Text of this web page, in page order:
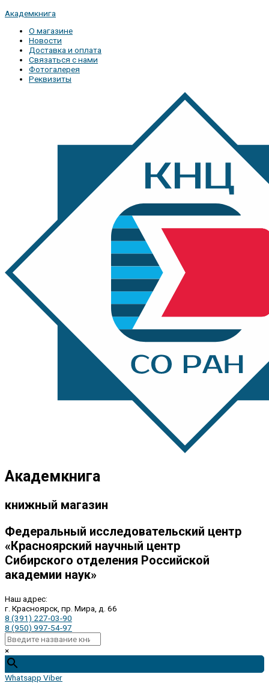
Академкнига
О магазине
Новости
Доставка и оплата
Связаться с нами
Фотогалерея
Реквизиты
Академкнига
книжный магазин
Федеральный исследовательский центр
«Красноярский научный центр
Сибирского отделения Российской
академии наук»
Наш адрес:
г. Красноярск, пр. Мира, д. 66
8 (391) 227-03-90
8 (950) 997-54-97
×
Whatsapp Viber